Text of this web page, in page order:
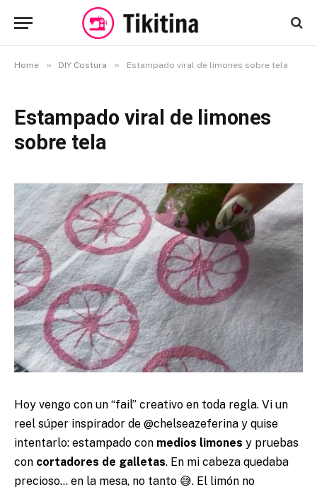
Home » DIY Costura » Estampado viral de limones sobre tela
Estampado viral de limones
sobre tela
Hoy vengo con un “fail” creativo en toda regla. Vi un
reel súper inspirador de @chelseazeferina y quise
intentarlo: estampado con medios limones y pruebas
con cortadores de galletas. En mi cabeza quedaba
precioso… en la mesa, no tanto 😅. El limón no